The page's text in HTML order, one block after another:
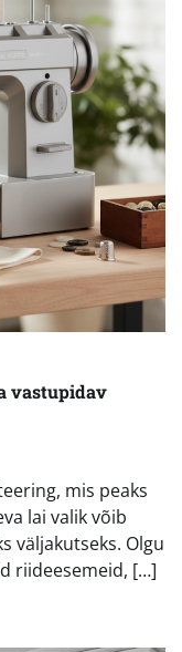
vastupidav
mis peaks
lai valik võib
väljakutseks. Olgu
riideesemeid, […]